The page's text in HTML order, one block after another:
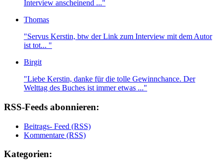
Interview anscheinend ..."
Thomas
"Servus Kerstin, btw der Link zum Interview mit dem Autor
ist tot... "
Birgit
"Liebe Kerstin, danke für die tolle Gewinnchance. Der
Welttag des Buches ist immer etwas ..."
RSS-Feeds abonnieren:
Beitrags- Feed (RSS)
Kommentare (RSS)
Kategorien: